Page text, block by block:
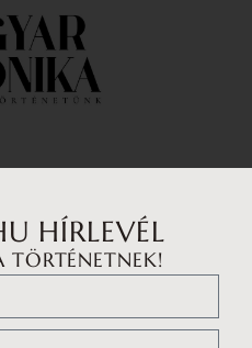
tájékoztató
HÍRLEVÉL
TÖRTÉNETNEK!